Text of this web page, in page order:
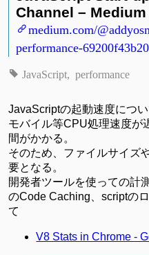
Channel – Medium
medium.com/
performance-
JavaScript performance
JavaScriptの起動速度につい
モバイル等CPU処理速度が
間がかかる。
そのため、ファイルサイズ
要となる。
開発者ツールを使っての計
のCode Caching、scriptの
て
V8 Stats in Chrome -